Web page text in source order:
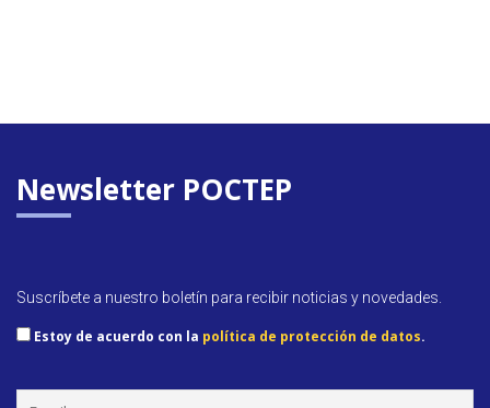
Newsletter POCTEP
Suscríbete a nuestro boletín para recibir noticias y novedades.
Estoy de acuerdo con la política de protección de datos.